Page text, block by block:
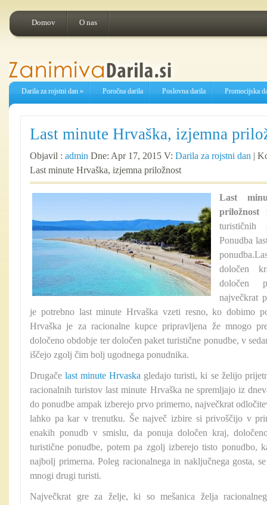
Domov O nas
Darila za rojstni dan » Poročna darila Poslovna darila Promocijska
Last minute Hrvaška, izjemna
Objavil : admin Dne: Apr 17, 2015 V: Darila za rojstni dan |
Last minute Hrvaška, izjemna priložnost
Last
priložnost
turističnih
Ponudba
določen
določen
največkrat
je potrebno last minute Hrvaška vzeti resno, ko dobimo
Hrvaška je za racionalne kupce pripravljena že mnogo
določeno obdobje ter določen paket turistične ponudbe, v
iščejo zgolj čim bolj ugodnega ponudnika.
Drugačelast minute Hrvaska gledajo turisti, ki se želijo
racionalnih turistov last minute Hrvaška ne spremljajo iz
do ponudbe ampak izberejo prvo primerno, največkrat
lahko pa kar v trenutku. Še največ izbire si privoščijo v
enakih ponudb v smislu, da ponuja določen kraj,
turistične ponudbe, potem pa zgolj izberejo tisto ponudbo,
najbolj primerna. Poleg racionalnega in naključnega gosta,
mnogi drugi turisti.
Največkrat gre za želje, ki so mešanica želja